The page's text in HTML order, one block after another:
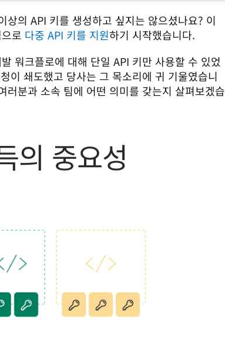
의 API 키를 생성하고 싶지는 않으셨나요? 이
로 다중 API 키를 지원하기 시작했습니다.
워크플로에 대해 단일 API 키만 사용할 수 있었
이 쇄도했고 당사는 그 목소리에 귀 기울였습니
러분과 소속 팀에 어떤 의미를 갖는지 살펴보겠습
의 중요성